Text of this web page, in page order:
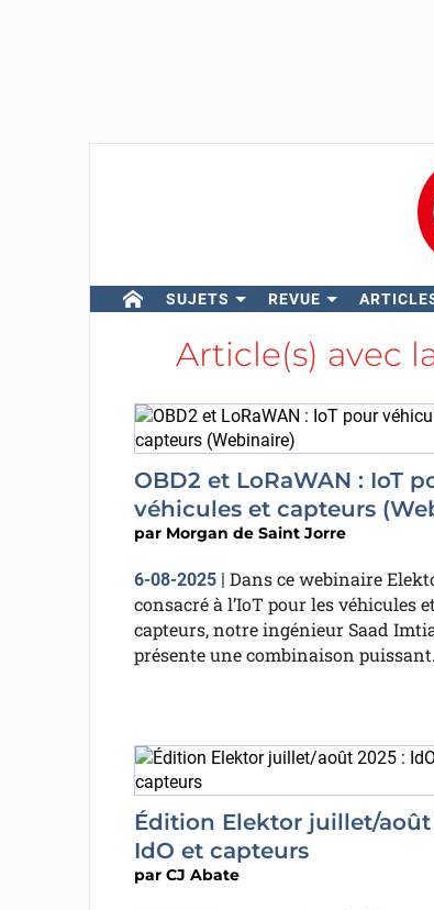
SUJETS REVUE
Article(s) avec
OBD2 et LoRaWAN : IoT
véhicules et capteurs
par Morgan de Saint Jorre
6-08-2025| Dans ce webinaire
consacré à l’IoT pour les véhicules
capteurs, notre ingénieur Saad
présente une combinaison
Édition Elektor juillet/août
IdO et capteurs
par CJ Abate